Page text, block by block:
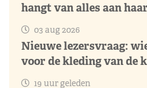
hangt van alles aan
03 aug 2026
Nieuwe lezersvraag:
voor de kleding van de
19 uur geleden